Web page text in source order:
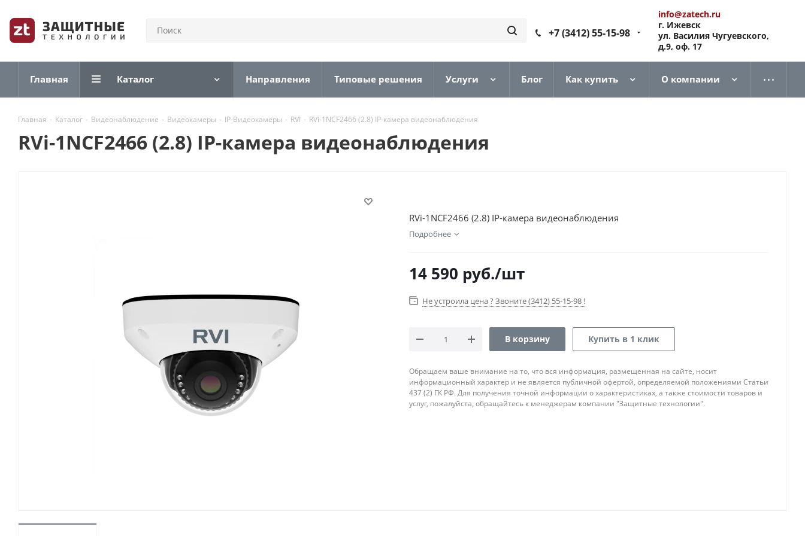
+7 (3412) 55-15-98
info@zatech.ru
г. Ижевск
ул. Василия Чугуевского,
д.9, оф. 17
Главная Каталог Направления Типовые решения Услуги Блог Как купить О компании
Главная - Каталог - Видеонаблюдение - Видеокамеры - IP-Видеокамеры - RVI - RVi-1NCF2466 (2.8) IP-камера видеонаблюдения
RVi-1NCF2466 (2.8) IP-камера видеонаблюдения
RVi-1NCF2466 (2.8) IP-камера видеонаблюдения
Подробнее
14 590 руб./шт
Не устроила цена ? Звоните (3412) 55-15-98 !
В корзину Купить в 1 клик
Обращаем ваше внимание на то, что вся информация, размещенная на сайте, носит
информационный характер и не является публичной офертой, определяемой положениями Статьи
437 (2) ГК РФ. Для получения точной информации о характеристиках, а также стоимости товаров и
услуг, пожалуйста, обращайтесь к менеджерам компании "Защитные технологии".